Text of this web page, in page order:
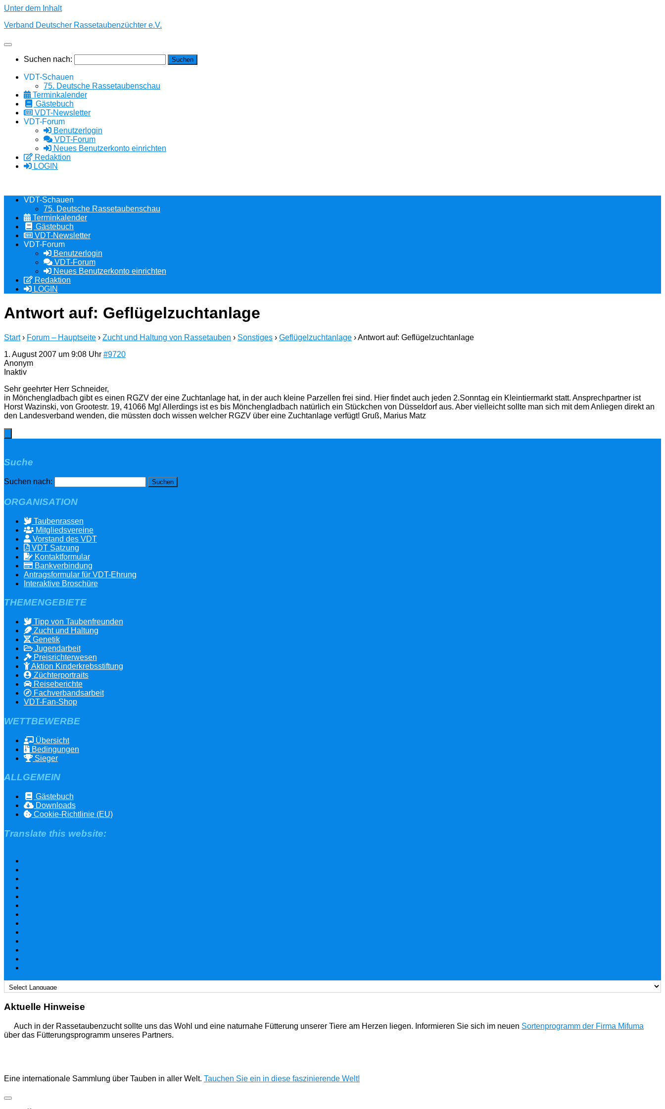
Unter dem Inhalt
Verband Deutscher Rassetaubenzüchter e.V.
Suchen nach:
VDT-Schauen
75. Deutsche Rassetaubenschau
Terminkalender
Gästebuch
VDT-Newsletter
VDT-Forum
Benutzerlogin
VDT-Forum
Neues Benutzerkonto einrichten
Redaktion
LOGIN
VDT-Schauen
75. Deutsche Rassetaubenschau
Terminkalender
Gästebuch
VDT-Newsletter
VDT-Forum
Benutzerlogin
VDT-Forum
Neues Benutzerkonto einrichten
Redaktion
LOGIN
Antwort auf: Geflügelzuchtanlage
Start › Forum – Hauptseite › Zucht und Haltung von Rassetauben › Sonstiges › Geflügelzuchtanlage ›Antwort auf: Geflügelzuchtanlage
1. August 2007 um 9:08 Uhr #9720
Anonym
Inaktiv
Sehr geehrter Herr Schneider,
in Mönchengladbach gibt es einen RGZV der eine Zuchtanlage hat, in der auch kleine Parzellen frei sind. Hier findet auch jeden 2.Sonntag ein Kleintiermarkt statt. Ansprechpartner ist
Horst Wazinski, von Grootestr. 19, 41066 Mg! Allerdings ist es bis Mönchengladbach natürlich ein Stückchen von Düsseldorf aus. Aber vielleicht sollte man sich mit dem Anliegen direkt an
den Landesverband wenden, die müssten doch wissen welcher RGZV über eine Zuchtanlage verfügt! Gruß, Marius Matz
Suche
Suchen nach:
ORGANISATION
Taubenrassen
Mitgliedsvereine
Vorstand des VDT
VDT Satzung
Kontaktformular
Bankverbindung
Antragsformular für VDT-Ehrung
Interaktive Broschüre
THEMENGEBIETE
Tipp von Taubenfreunden
Zucht und Haltung
Genetik
Jugendarbeit
Preisrichterwesen
Aktion Kinderkrebsstiftung
Züchterportraits
Reiseberichte
Fachverbandsarbeit
VDT-Fan-Shop
WETTBEWERBE
Übersicht
Bedingungen
Sieger
ALLGEMEIN
Gästebuch
Downloads
Cookie-Richtlinie (EU)
Translate this website:
Aktuelle Hinweise
Auch in der Rassetaubenzucht sollte uns das Wohl und eine naturnahe Fütterung unserer Tiere am Herzen liegen. Informieren Sie sich im neuen Sortenprogramm der Firma Mifuma
über das Fütterungsprogramm unseres Partners.
Eine internationale Sammlung über Tauben in aller Welt. Tauchen Sie ein in diese faszinierende Welt!